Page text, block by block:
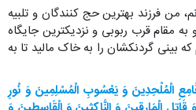
فرزند بهترین حج کنندگان و تلبیه
مقام قرب ربوبی و نزدیکترین جایگاه
بینی گردنکشان را به خاک مالید تا به
الْمُلْحِدِینَ وَ یَعْسُوبِ الْمُسْلِمِینَ وَ نُورِ